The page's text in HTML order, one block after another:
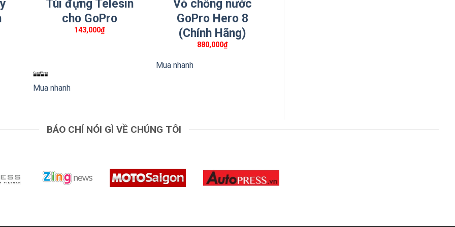
động các bạn nhé
hỗ trợ
Nguyễn Cư Trinh, Quận 1, TP.HCM
Túi đựng Telesin
cho GoPro
143,000₫
Mua nhanh
Vỏ chống nước
GoPro Hero 8
(Chính Hãng)
880,000₫
Mua nhanh
BÁO CHÍ NÓI GÌ VỀ CHÚNG TÔI